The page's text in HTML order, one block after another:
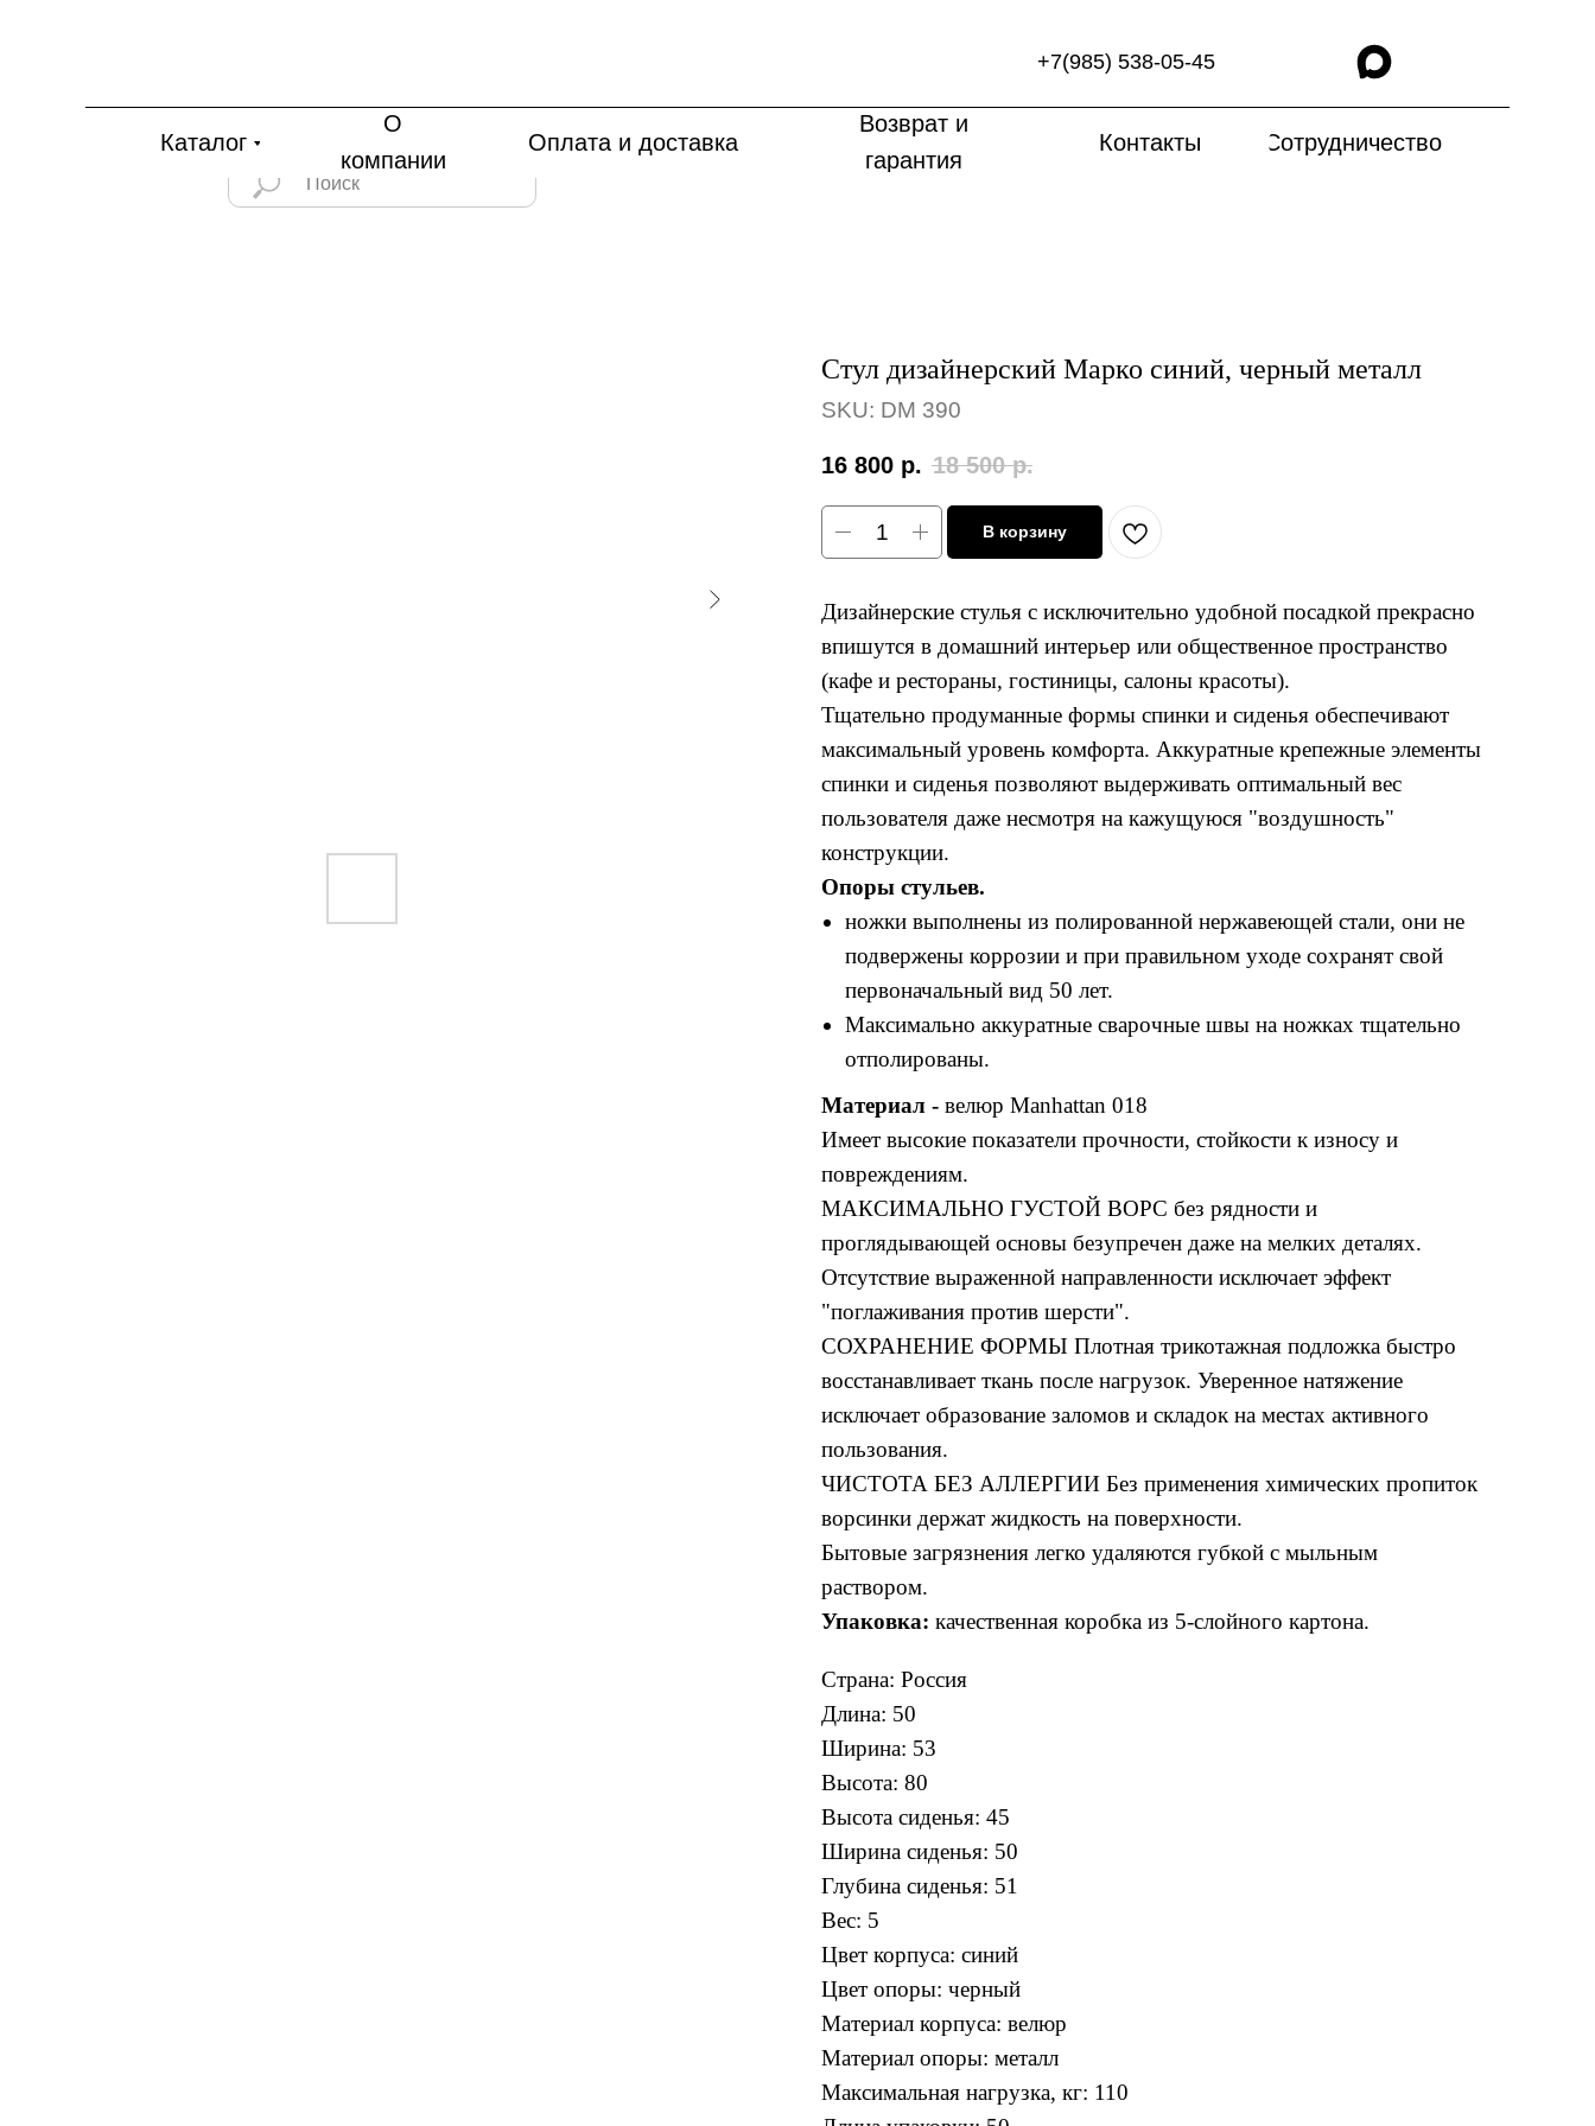
+7(985) 538-05-45
Каталог
О
компании
Оплата и доставка
Возврат и
гарантия
Контакты Сотрудничество
Стул дизайнерский Марко синий, черный металл
SKU: DM 390
16 800 р. 18 500 р.
В корзину
Дизайнерские стулья с исключительно удобной посадкой прекрасно
впишутся в домашний интерьер или общественное пространство
(кафе и рестораны, гостиницы, салоны красоты).
Тщательно продуманные формы спинки и сиденья обеспечивают
максимальный уровень комфорта. Аккуратные крепежные элементы
спинки и сиденья позволяют выдерживать оптимальный вес
пользователя даже несмотря на кажущуюся "воздушность"
конструкции.
Опоры стульев.
ножки выполнены из полированной нержавеющей стали, они не
подвержены коррозии и при правильном уходе сохранят свой
первоначальный вид 50 лет.
Максимально аккуратные сварочные швы на ножках тщательно
отполированы.
Материал - велюр Manhattan 018
Имеет высокие показатели прочности, стойкости к износу и
повреждениям.
МАКСИМАЛЬНО ГУСТОЙ ВОРС без рядности и
проглядывающей основы безупречен даже на мелких деталях.
Отсутствие выраженной направленности исключает эффект
"поглаживания против шерсти".
СОХРАНЕНИЕ ФОРМЫ Плотная трикотажная подложка быстро
восстанавливает ткань после нагрузок. Уверенное натяжение
исключает образование заломов и складок на местах активного
пользования.
ЧИСТОТА БЕЗ АЛЛЕРГИИ Без применения химических пропиток
ворсинки держат жидкость на поверхности.
Бытовые загрязнения легко удаляются губкой с мыльным
раствором.
Упаковка: качественная коробка из 5-слойного картона.
Cтрана: Россия
Длина: 50
Ширина: 53
Высота: 80
Высота сиденья: 45
Ширина сиденья: 50
Глубина сиденья: 51
Вес: 5
Цвет корпуса: синий
Цвет опоры: черный
Материал корпуса: велюр
Материал опоры: металл
Максимальная нагрузка, кг: 110